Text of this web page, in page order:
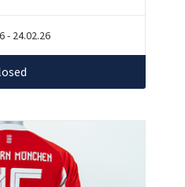
- 24.02.26